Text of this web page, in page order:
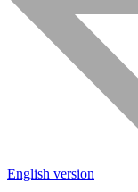
English version